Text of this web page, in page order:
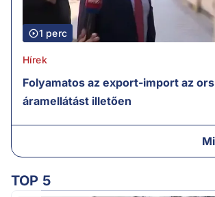
1 perc
Hírek
Folyamatos az export-import az
áramellátást illetően
TOP 5